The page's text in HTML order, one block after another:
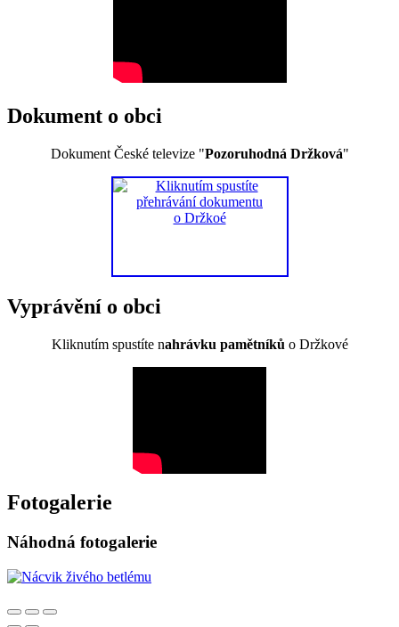
Dokument o obci
Dokument České televize "Pozoruhodná Držková"
Vyprávění o obci
Kliknutím spustíte nahrávku pamětníků o Držkové
Fotogalerie
Náhodná fotogalerie